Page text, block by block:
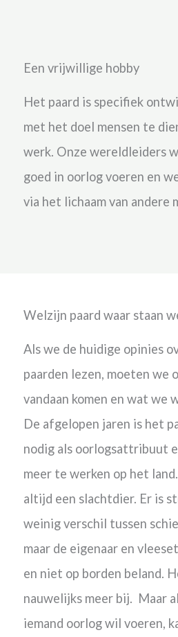
Een vrijwillige hobby
Het paard is specifiek
met het doel mensen te
werk. Onze wereldleiders
goed in oorlog voeren en
via het lichaam van andere
Welzijn paard waar staan
Als we de huidige opinies
paarden lezen, moeten we
vandaan komen en wat we
De afgelopen jaren is het
nodig als oorlogsattribuut
meer te werken op het
altijd een slachtdier. Er is
weinig verschil tussen
maar de eigenaar en
en niet op borden beland.
nauwelijks meer bij. Maar
iemand oorlog wil voeren,